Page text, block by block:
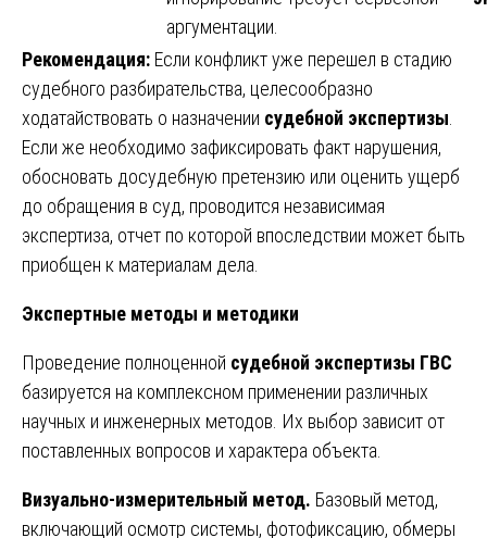
аргументации.
Рекомендация: Если конфликт уже перешел в стадию
судебного разбирательства, целесообразно
ходатайствовать о назначении судебной экспертизы.
Если же необходимо зафиксировать факт нарушения,
обосновать досудебную претензию или оценить ущерб
до обращения в суд, проводится независимая
экспертиза, отчет по которой впоследствии может быть
приобщен к материалам дела.
Экспертные методы и методики
Проведение полноценной судебной экспертизы ГВС
базируется на комплексном применении различных
научных и инженерных методов. Их выбор зависит от
поставленных вопросов и характера объекта.
Визуально-измерительный метод. Базовый метод,
включающий осмотр системы, фотофиксацию, обмеры